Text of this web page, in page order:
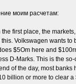
моим расчетам:
the first place, the
Volkswagen wants
$5Om here and
D-Marks. This is the
of the day, most
billion or more to clear